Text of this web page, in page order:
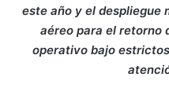
este año y el despliegue
aéreo para el retorno
operativo bajo